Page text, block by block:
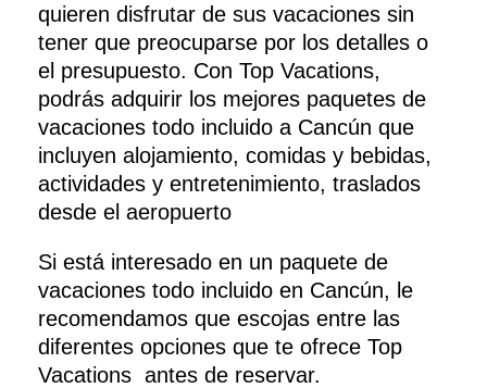
quieren disfrutar de sus vacaciones sin
tener que preocuparse por los detalles o
el presupuesto. Con Top Vacations,
podrás adquirir los mejores paquetes de
vacaciones todo incluido a Cancún que
incluyen alojamiento, comidas y bebidas,
actividades y entretenimiento, traslados
desde el aeropuerto
Si está interesado en un paquete de
vacaciones todo incluido en Cancún, le
recomendamos que escojas entre las
diferentes opciones que te ofrece Top
Vacations antes de reservar.